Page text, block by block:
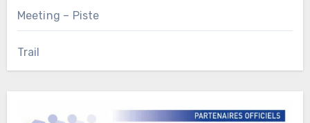
Meeting – Piste
Trail